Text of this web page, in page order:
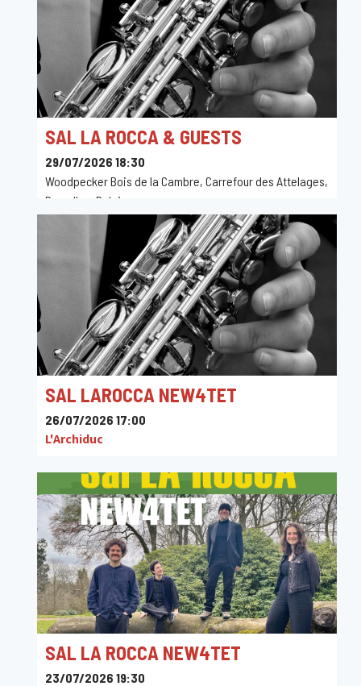
SAL LA ROCCA & GUESTS
29/07/2026 18:30
Woodpecker Bois de la Cambre, Carrefour des Attelages,
Bruxelles, Belgique
SAL LAROCCA NEW4TET
26/07/2026 17:00
L'Archiduc
SAL LA ROCCA NEW4TET
23/07/2026 19:30